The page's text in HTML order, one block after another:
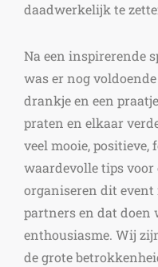
daadwerkelijk te
Na een inspirerende
was er nog
drankje en een
praten en elkaar
veel mooie, positieve,
waardevolle tips voor
organiseren dit event
partners en dat doen
enthousiasme. Wij
de grote